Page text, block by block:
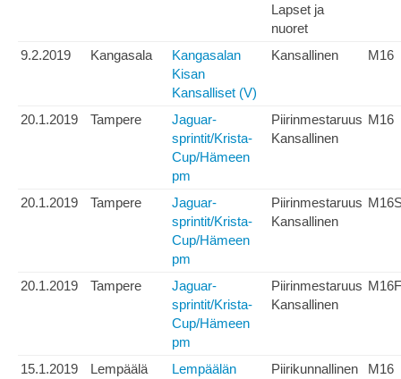
Lapset ja
nuoret
9.2.2019 Kangasala
Kangasalan
Kisan
Kansalliset (V)
Kansallinen M16
20.1.2019 Tampere
Jaguar-
sprintit/Krista-
Cup/Hämeen
pm
Piirinmestaruus
Kansallinen
M16
20.1.2019 Tampere
Jaguar-
sprintit/Krista-
Cup/Hämeen
pm
Piirinmestaruus
Kansallinen
20.1.2019 Tampere
Jaguar-
sprintit/Krista-
Cup/Hämeen
pm
Piirinmestaruus
Kansallinen
15.1.2019 Lempäälä
Lempäälän
Piirikunnallinen M16